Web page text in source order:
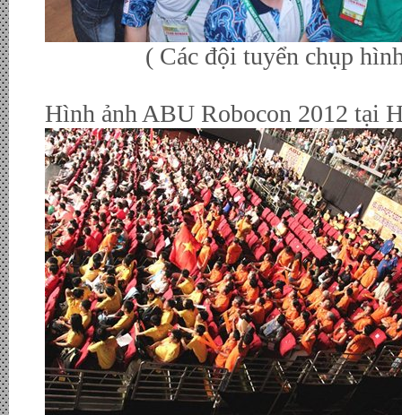
( Các đội tuyển chụp hình
Hình ảnh ABU Robocon 2012 tại